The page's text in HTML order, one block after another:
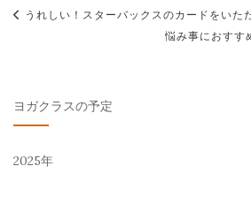
投
ビ
ゲ
ー
シ
うれしい！スターバックスのカードをいた
悩み事におすす
ヨガクラスの予定
2025年